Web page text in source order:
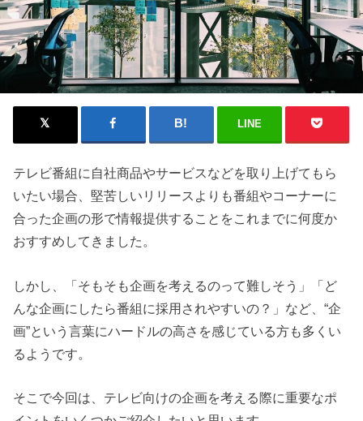
LINE
テレビ番組に自社商品やサービスなどを取り上げてもら
いたい場合、堅苦しいリリースよりも番組やコーナーに
合った企画の形で情報提供することをこれまでに何度か
おすすめしてきました。
しかし、「そもそも企画を考えるのって難しそう」「ど
んな企画にしたら番組に採用されやすいの？」など、“企
画”という言葉にハードルの高さを感じている方も多くい
るようです。
そこで今回は、テレビ向けの企画を考える際に重要なポ